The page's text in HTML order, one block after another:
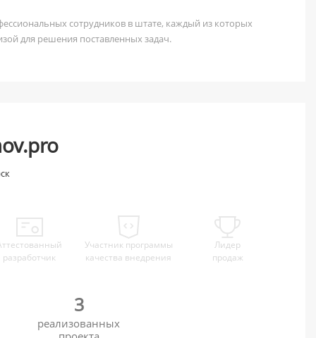
сотрудников в штате, каждый из которых
для решения поставленных задач.
разработчик
Участник программы
качества внедрения
Лидер
продаж
3
реализованных